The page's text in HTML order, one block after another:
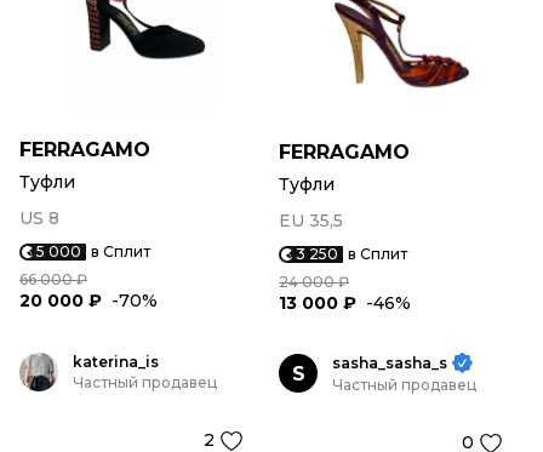
FERRAGAMO
Туфли
US 8
5 000 в Сплит
66 000 ₽
20 000 ₽ -70%
FERRAGAMO
Туфли
EU 35,5
3 250 в Сплит
24 000 ₽
13 000 ₽ -46%
katerina_is
Частный продавец
2
S
sasha_sasha_s
Частный продавец
0